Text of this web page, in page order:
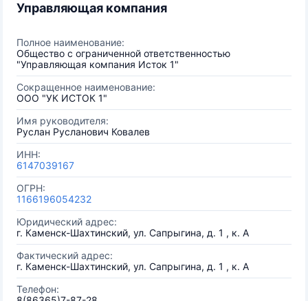
Управляющая компания
Полное наименование:
Общество с ограниченной ответственностью
"Управляющая компания Исток 1"
Сокращенное наименование:
ООО "УК ИСТОК 1"
Имя руководителя:
Руслан Русланович Ковалев
ИНН:
6147039167
ОГРН:
1166196054232
Юридический адрес:
г. Каменск-Шахтинский, ул. Сапрыгина, д. 1 , к. А
Фактический адрес:
г. Каменск-Шахтинский, ул. Сапрыгина, д. 1 , к. А
Телефон: